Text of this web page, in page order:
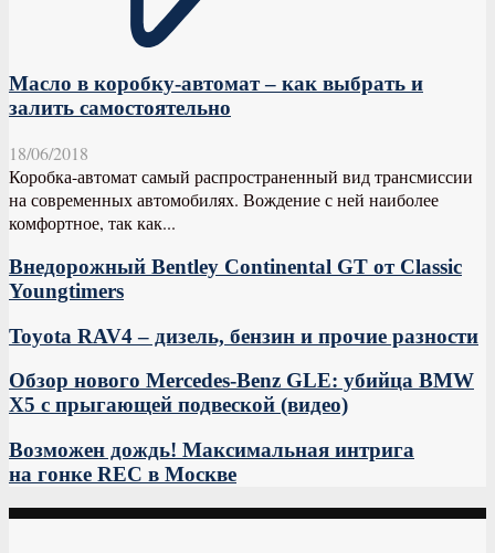
Масло в коробку-автомат – как выбрать и
залить самостоятельно
18/06/2018
Коробка-автомат самый распространенный вид трансмиссии
на современных автомобилях. Вождение с ней наиболее
комфортное, так как...
Внедорожный Bentley Continental GT от Classic
Youngtimers
Toyota RAV4 – дизель, бензин и прочие разности
Обзор нового Mercedes-Benz GLE: убийца BMW
X5 с прыгающей подвеской (видео)
Возможен дождь! Максимальная интрига
на гонке REC в Москве